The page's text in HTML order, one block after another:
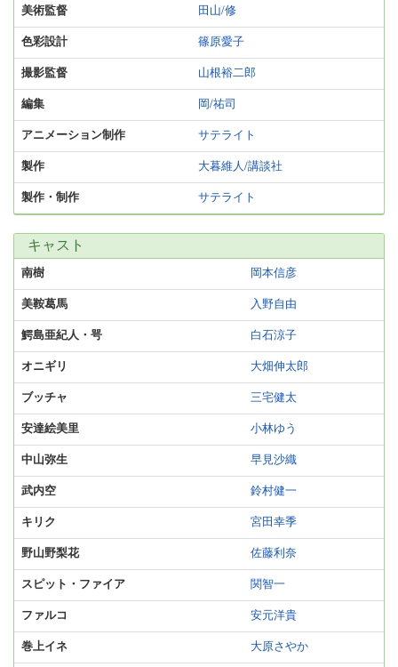
美術監督 田山/修
色彩設計 篠原愛子
撮影監督 山根裕二郎
編集 岡/祐司
アニメーション制作 サテライト
製作 大暮維人/講談社
製作・制作 サテライト
キャスト
南樹 岡本信彦
美鞍葛馬 入野自由
鰐島亜紀人・咢 白石涼子
オニギリ 大畑伸太郎
ブッチャ 三宅健太
安達絵美里 小林ゆう
中山弥生 早見沙織
武内空 鈴村健一
キリク 宮田幸季
野山野梨花 佐藤利奈
スピット・ファイア 関智一
ファルコ 安元洋貴
巻上イネ 大原さやか